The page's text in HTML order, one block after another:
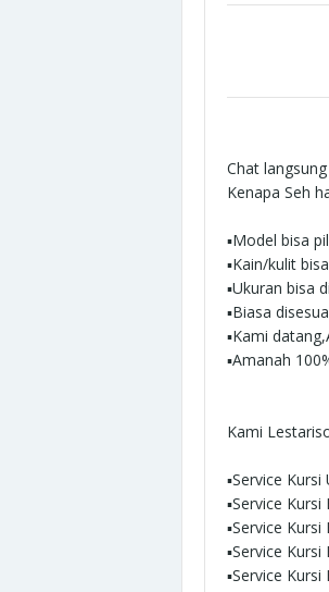
Chat
Kenapa Seh h
▪︎Model bisa
▪︎Kain/kulit
▪︎Ukuran bisa
▪︎Biasa
▪︎Kami
▪︎Amanah
Kami
▪︎Service Kursi
▪︎Service
▪︎Service
▪︎Service
▪︎Service